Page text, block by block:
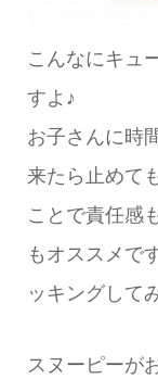
こんなにキュ
すよ♪
お子さんに時
来たら止めて
ことで責任感
もオススメで
ッキングして
スヌーピーが